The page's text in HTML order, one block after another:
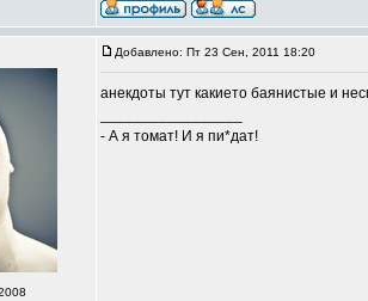
Добавлено: Пт 23 Сен, 2011 18:20
анекдоты тут какието баянистые и
- А я томат! И я пи*дат!